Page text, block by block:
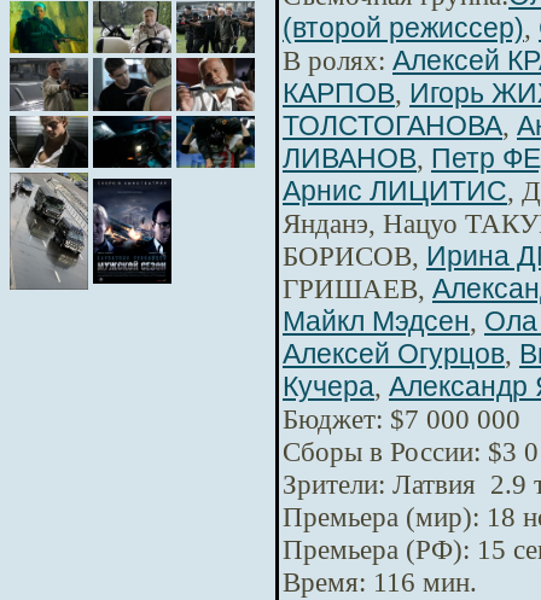
(второй режиссер),
В ролях: Алексей
КАРПОВ, Игорь
ТОЛСТОГАНОВА,
ЛИВАНОВ, Петр
Арнис ЛИЦИТИС,
Янданэ, Нацуо
БОРИСОВ, Ирина
ГРИШАЕВ,
Майкл Мэдсен, Ола
Алексей Огурцов,
Кучера, Александр
Бюджет: $7 000 000
Сборы в России: $3
Зрители: Латвия 2.9
Премьера (мир): 18
Премьера (РФ): 15
Время: 116 мин.